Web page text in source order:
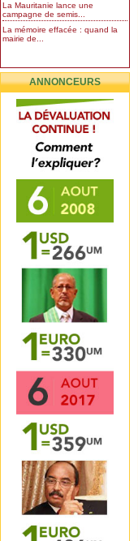
La Mauritanie lance une
campagne de semis...
La mémoire effacée : quand la
mairie de...
ANNONCEURS